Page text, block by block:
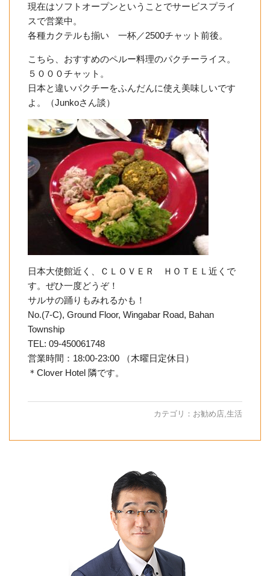
現在はソフトオープンということでサービスプライ
スで営業中。
各種カクテルも揃い 一杯／2500チャット前後。
こちら、おすすめのペルー料理のパクチーライス。
５０００チャット。
日本と違いパクチーをふんだんに使え美味しいです
よ。（Junkoさん談）
日本大使館近く、ＣＬＯＶＥＲ ＨＯＴＥＬ近くで
す。ぜひ一度どうぞ！
サルサの踊りもみれるかも！
No.(7-C), Ground Floor, Wingabar Road, Bahan
Township
TEL: 09-450061748
営業時間：18:00-23:00 （木曜日定休日）
＊Clover Hotel 隣です。
カテゴリ： お勧め店 生活